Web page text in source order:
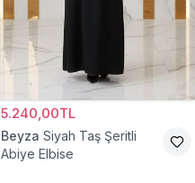
5.240,00TL
Beyza Siyah Taş Şeritli
Abiye Elbise